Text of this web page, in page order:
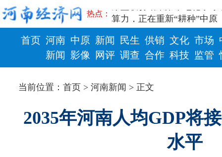
热点： 算力，正在重新“耕种”中原
河南省二十条硬核举措出炉
河南省主汛期防汛抗旱工作
“从根本上改变了中国人民
从国家科技奖看中原创新跃
河南省党政代表团赴新疆考
工业遗存上“长”出文化IP群
河南可再生能源装机突破1
三个“没想到”刷新港区速度
336件（组）意大利文物在
首页 河南
新闻
中原
影像
新闻
网评
民生
调查
供销
合作
文化
科技
市场
监管
财政 健康
当前位置：首页 >河南新闻 > 正文
2035年河南人均GDP将
水平